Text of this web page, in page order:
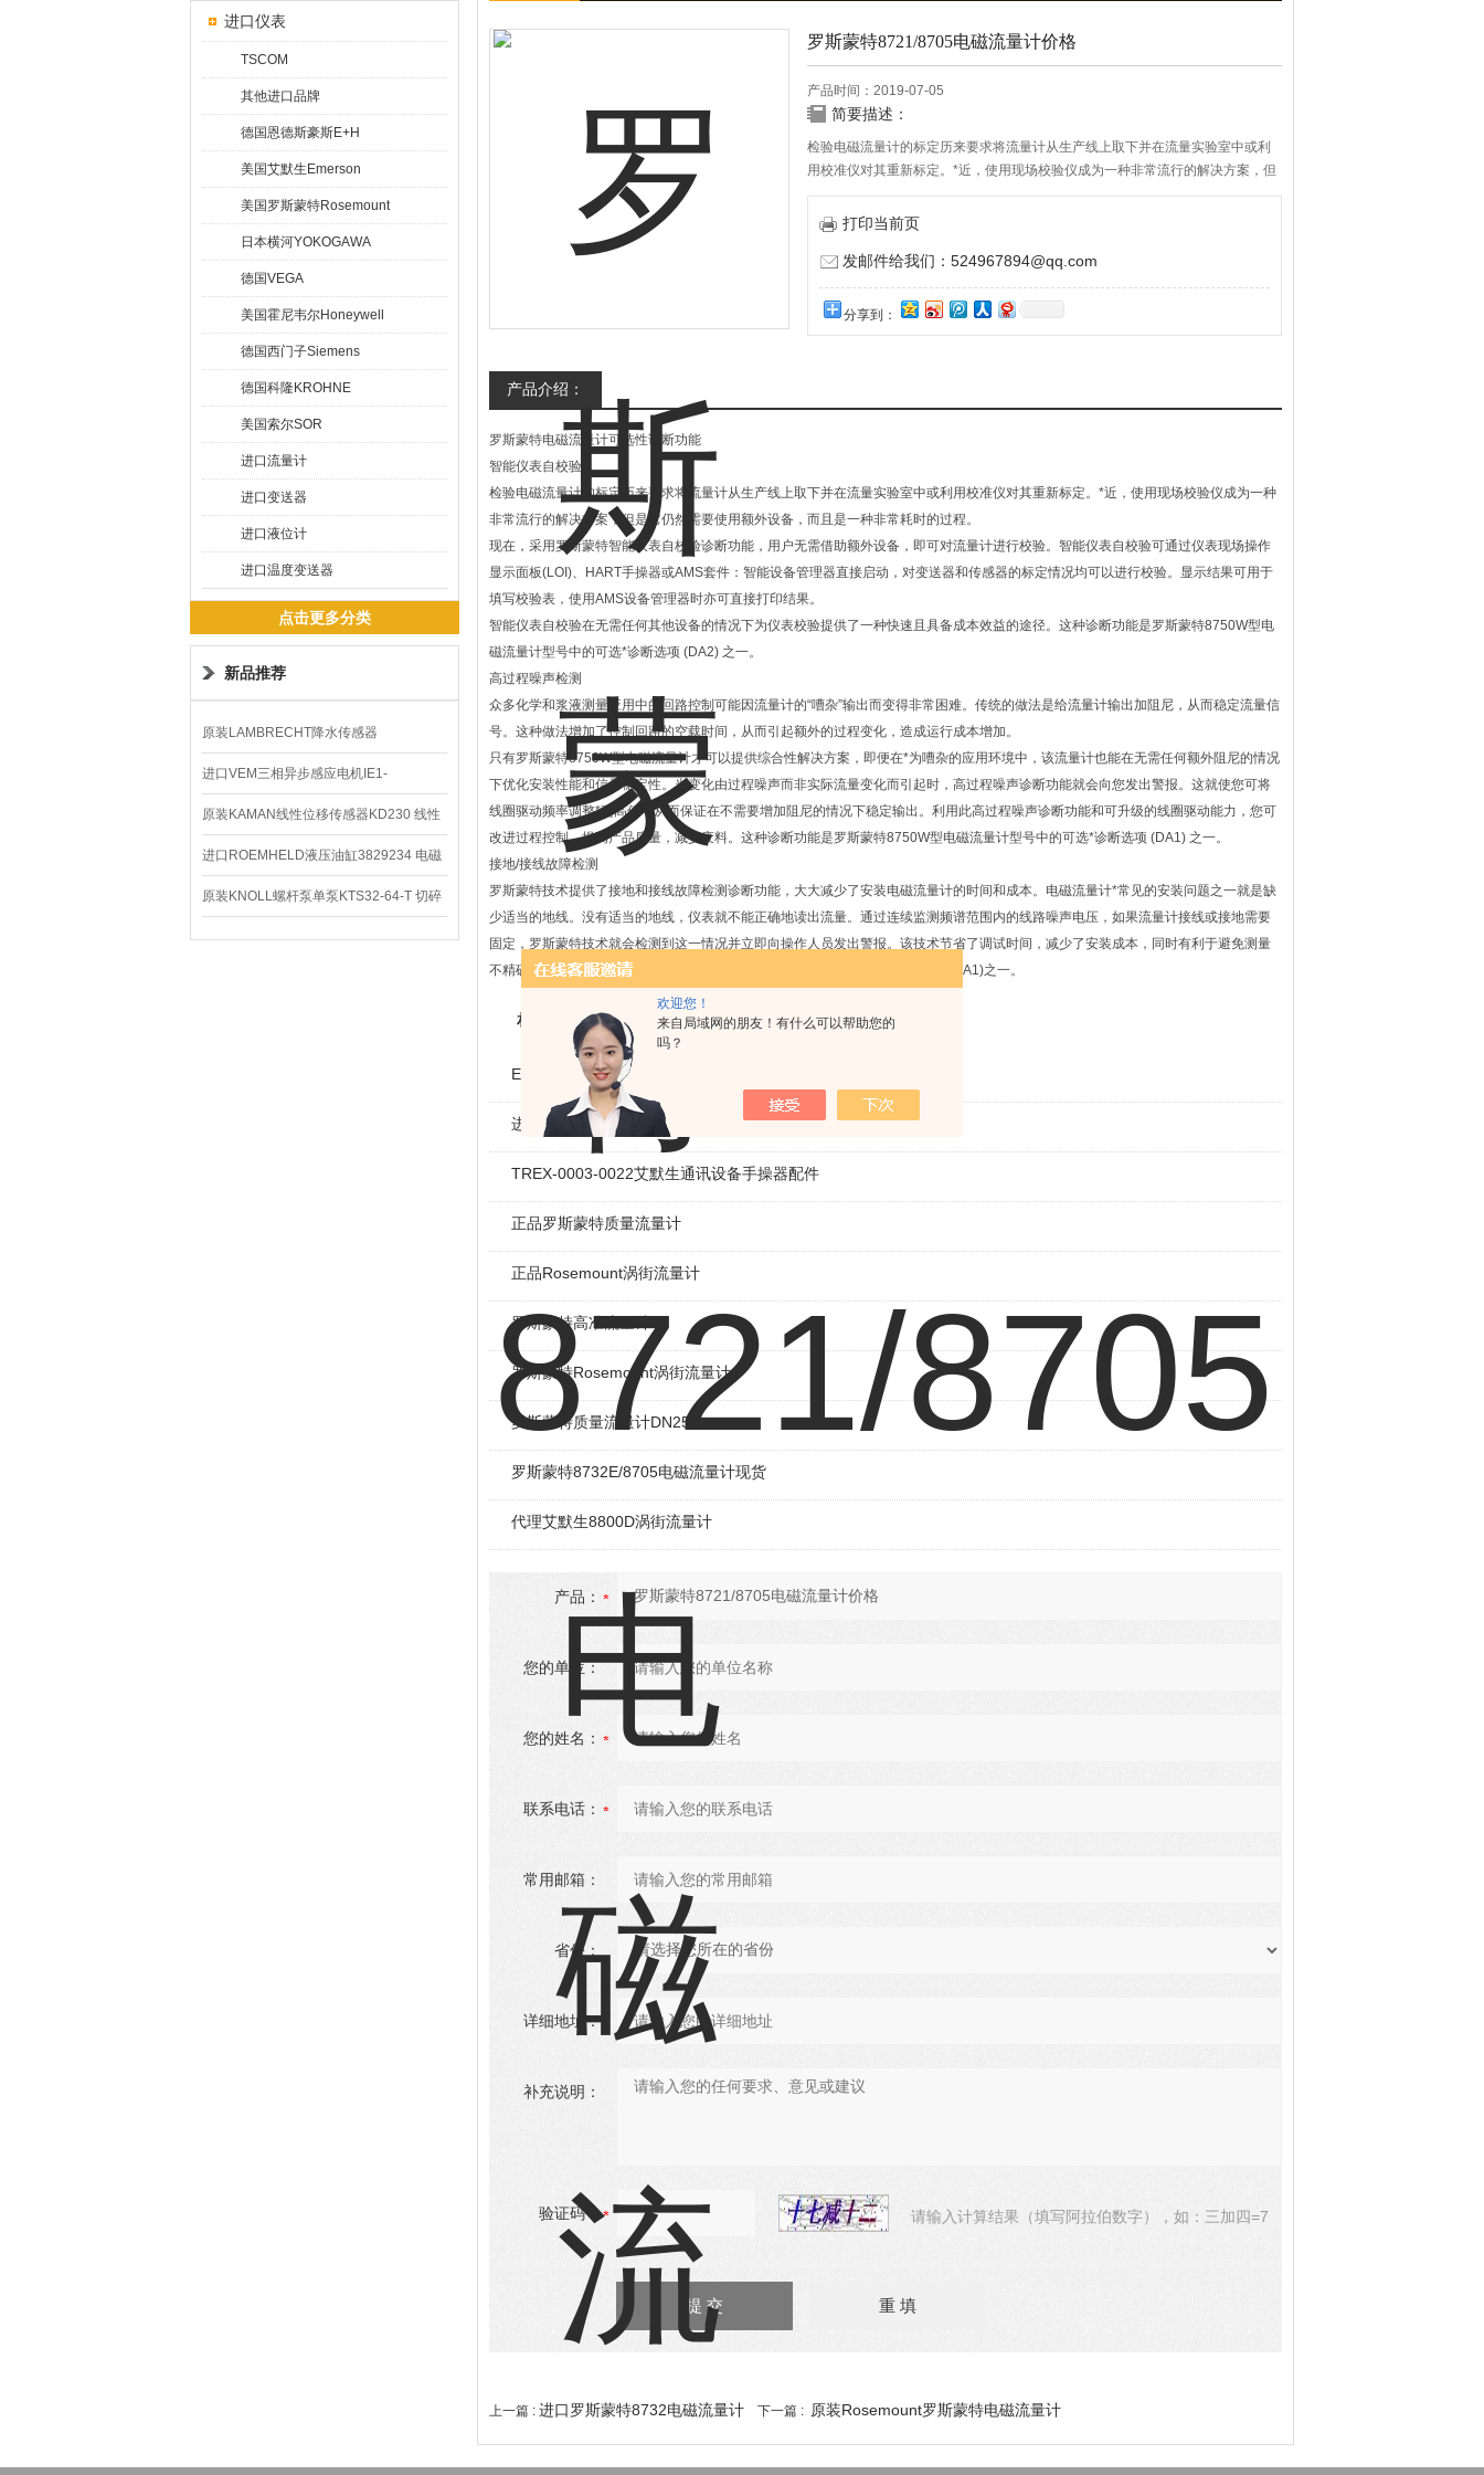
欢迎您！
来自局域网的朋友！有什么可以帮助您的
吗？
进口仪表
TSCOM
其他进口品牌
德国恩德斯豪斯E+H
美国艾默生Emerson
美国罗斯蒙特Rosemount
日本横河YOKOGAWA
德国VEGA
美国霍尼韦尔Honeywell
德国西门子Siemens
德国科隆KROHNE
美国索尔SOR
进口流量计
进口变送器
进口液位计
进口温度变送器
点击更多分类
新品推荐
原装LAMBRECHT降水传感器
00.14575.20气象仪
进口VEM三相异步感应电机IE1-
K21R80G4马达
原装KAMAN线性位移传感器KD230 线性
编码器
进口ROEMHELD液压油缸3829234 电磁
阀定位器
原装KNOLL螺杆泵单泵KTS32-64-T 切碎
排屑机
罗斯蒙特8721/8705电磁流量计价格
产品时间：2019-07-05
简要描述：
检验电磁流量计的标定历来要求将流量计从生产线上取下并在流量实验室中或利
用校准仪对其重新标定。*近，使用现场校验仪成为一种非常流行的解决方案，但
是它仍然需要使用额外设备，而且是一种非常耗时的过程。
打印当前页
发邮件给我们：524967894@qq.com
分享到：
产品介绍：
罗斯蒙特电磁流量计可选性诊断功能
智能仪表自校验
检验电磁流量计的标定历来要求将流量计从生产线上取下并在流量实验室中或利用校准仪对其重新标定。*近，使用现场校验仪成为一种
非常流行的解决方案，但是它仍然需要使用额外设备，而且是一种非常耗时的过程。
现在，采用罗斯蒙特智能仪表自校验诊断功能，用户无需借助额外设备，即可对流量计进行校验。智能仪表自校验可通过仪表现场操作
显示面板(LOI)、HART手操器或AMS套件：智能设备管理器直接启动，对变送器和传感器的标定情况均可以进行校验。显示结果可用于
填写校验表，使用AMS设备管理器时亦可直接打印结果。
智能仪表自校验在无需任何其他设备的情况下为仪表校验提供了一种快速且具备成本效益的途径。这种诊断功能是罗斯蒙特8750W型电
磁流量计型号中的可选*诊断选项 (DA2) 之一。
高过程噪声检测
众多化学和浆液测量应用中的回路控制可能因流量计的“嘈杂”输出而变得非常困难。传统的做法是给流量计输出加阻尼，从而稳定流量信
号。这种做法增加了控制回路的空载时间，从而引起额外的过程变化，造成运行成本增加。
只有罗斯蒙特8750W型电磁流量计才可以提供综合性解决方案，即便在*为嘈杂的应用环境中，该流量计也能在无需任何额外阻尼的情况
下优化安装性能和信号稳定性。当变化由过程噪声而非实际流量变化而引起时，高过程噪声诊断功能就会向您发出警报。这就使您可将
线圈驱动频率调整*更高值，从而保证在不需要增加阻尼的情况下稳定输出。利用此高过程噪声诊断功能和可升级的线圈驱动能力，您可
改进过程控制，提高产品质量，减少废料。这种诊断功能是罗斯蒙特8750W型电磁流量计型号中的可选*诊断选项 (DA1) 之一。
接地/接线故障检测
罗斯蒙特技术提供了接地和接线故障检测诊断功能，大大减少了安装电磁流量计的时间和成本。电磁流量计*常见的安装问题之一就是缺
少适当的地线。没有适当的地线，仪表就不能正确地读出流量。通过连续监测频谱范围内的线路噪声电压，如果流量计接线或接地需要
固定，罗斯蒙特技术就会检测到这一情况并立即向操作人员发出警报。该技术节省了调试时间，减少了安装成本，同时有利于避免测量
不精确。这种诊断功能是罗斯蒙特8750W型电磁流量计型号中的可选*诊断选项(DA1)之一。
相关产品
EMERSON罗斯蒙特雷达物位计现货
进口Ovation西屋控制器
TREX-0003-0022艾默生通讯设备手操器配件
正品罗斯蒙特质量流量计
正品Rosemount涡街流量计
罗斯蒙特高准流量计
罗斯蒙特Rosemount涡街流量计
罗斯蒙特质量流量计DN25
罗斯蒙特8732E/8705电磁流量计现货
代理艾默生8800D涡街流量计
产品：
您的单位：
您的姓名：
联系电话：
常用邮箱：
省份：
详细地址：
补充说明：
验证码： 请输入计算结果（填写阿拉伯数字），如：三加四=7
上一篇 : 进口罗斯蒙特8732电磁流量计 下一篇 : 原装Rosemount罗斯蒙特电磁流量计